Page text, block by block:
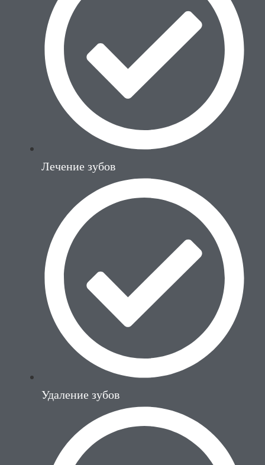
Лечение зубов
Удаление зубов